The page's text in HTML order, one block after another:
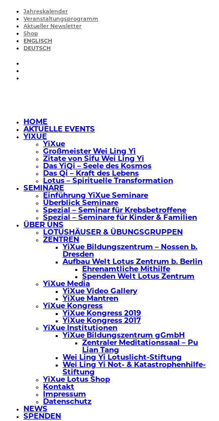
Jahreskalender
Veranstaltungsprogramm
Aktueller Newsletter
Shop
ENGLISCH
DEUTSCH
HOME
AKTUELLE EVENTS
YIXUE
YiXue
Großmeister Wei Ling Yi
Zitate von Sifu Wei Ling Yi
Das YiQi – Seele des Kosmos
Das Qi – Kraft des Lebens
Lotus – Spirituelle Transformation
SEMINARE
Einführung YiXue Seminare
Überblick Seminare
Spezial – Seminar für Krebsbetroffene
Spezial – Seminare für Kinder & Familien
ÜBER UNS
LOTUSHÄUSER & ÜBUNGSGRUPPEN
ZENTREN
YiXue Bildungszentrum – Nossen b.
Dresden
Aufbau Welt Lotus Zentrum b. Berlin
Ehrenamtliche Mithilfe
Spenden Welt Lotus Zentrum
YiXue Media
YiXue Video Gallery
YiXue Mantren
YiXue Kongress
YiXue Kongress 2019
YiXue Kongress 2017
YiXue Institutionen
YiXue Bildungszentrum gGmbH
Zentraler Meditationssaal – Pu
Lian Tang
Wei Ling Yi Lotuslicht-Stiftung
Wei Ling Yi Not- & Katastrophenhilfe-
Stiftung
YiXue Lotus Shop
Kontakt
Impressum
Datenschutz
NEWS
SPENDEN